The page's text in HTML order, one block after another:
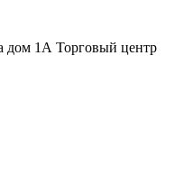
дом 1А Торговый центр